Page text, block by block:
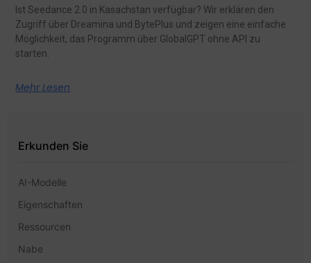
Ist Seedance 2.0 in Kasachstan verfügbar? Wir erklären den
Zugriff über Dreamina und BytePlus und zeigen eine einfache
Möglichkeit, das Programm über GlobalGPT ohne API zu
starten.
Mehr Lesen
Erkunden Sie
AI-Modelle
Eigenschaften
Ressourcen
Nabe